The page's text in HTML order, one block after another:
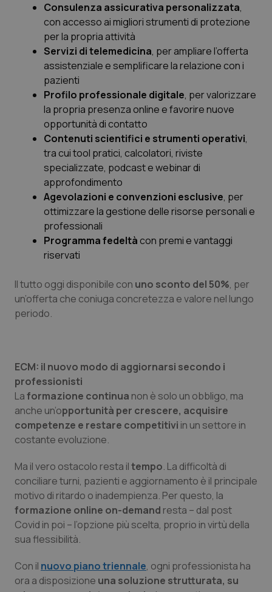
Umbria
Valle D’Aosta
Veneto
Oftalmologia
Oncodermatologia
Oncoematologia
Oncologia & Nutrizione
Psoriasi & pelle
Quotidiano Cardiologia
Quotidiano Chirurgia
Quotidiano Oncologia
Rene & patologie urogenitali
Sangue & coagulazione
Tiroide
Tumore al seno
Tumore ovarico
Tumori del Polmone & Testa Collo
Tumori gastrointestinali
Vaccini
Consulenza assicurativa personalizzata,
con accesso ai migliori strumenti di protezione
per la propria attività
Servizi di telemedicina, per ampliare l’offerta
assistenziale e semplificare la relazione con i
pazienti
Profilo professionale digitale, per valorizzare
la propria presenza online e favorire nuove
opportunità di contatto
Contenuti scientifici e strumenti operativi,
tra cui tool pratici, calcolatori, riviste
specializzate, podcast e webinar di
approfondimento
Agevolazioni e convenzioni esclusive, per
ottimizzare la gestione delle risorse personali e
professionali
Programma fedeltàcon premi e vantaggi
riservati
Il tutto oggi disponibile con uno sconto del 50%, per
un’offerta che coniuga concretezza e valore nel lungo
periodo.
ECM: il nuovo modo di aggiornarsi secondo i
professionisti
Laformazione continua non è solo un obbligo, ma
anche un’opportunità per crescere, acquisire
competenze e restare competitivi in un settore in
costante evoluzione.
Ma il vero ostacolo resta iltempo. La difficoltà di
conciliare turni, pazienti e aggiornamento è il principale
motivo di ritardo o inadempienza. Per questo, la
formazione online on-demand resta – dal post
Covid in poi – l’opzione più scelta, proprio in virtù della
sua flessibilità.
Con il nuovo piano triennale, ogni professionista ha
ora a disposizione una soluzione strutturata, su